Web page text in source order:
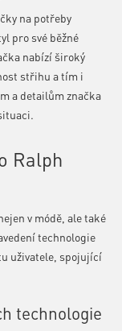
na potřeby
pro své běžné
nabízí široký
střihu a tím i
a detailům značka
Ralph
v módě, ale také
technologie
uživatele, spojující
technologie